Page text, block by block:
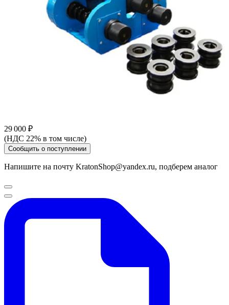
29 000 ₽
(НДС 22% в том числе)
Сообщить о поступлении
Напишите на почту KratonShop@yandex.ru, подберем аналог